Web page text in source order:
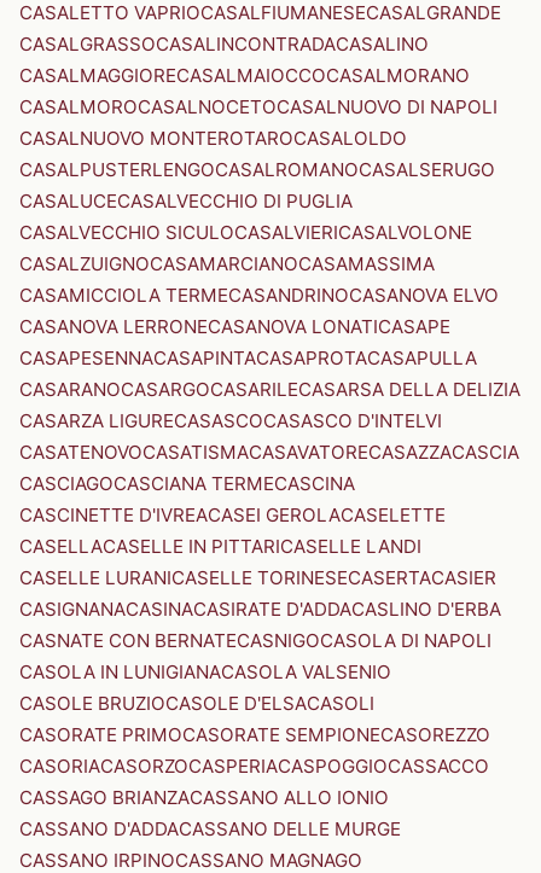
CASALETTO VAPRIOCASALFIUMANESECASALGRANDE
CASALGRASSOCASALINCONTRADACASALINO
CASALMAGGIORECASALMAIOCCOCASALMORANO
CASALMOROCASALNOCETOCASALNUOVO DI NAPOLI
CASALNUOVO MONTEROTAROCASALOLDO
CASALPUSTERLENGOCASALROMANOCASALSERUGO
CASALUCECASALVECCHIO DI PUGLIA
CASALVECCHIO SICULOCASALVIERICASALVOLONE
CASALZUIGNOCASAMARCIANOCASAMASSIMA
CASAMICCIOLA TERMECASANDRINOCASANOVA ELVO
CASANOVA LERRONECASANOVA LONATICASAPE
CASAPESENNACASAPINTACASAPROTACASAPULLA
CASARANOCASARGOCASARILECASARSA DELLA DELIZIA
CASARZA LIGURECASASCOCASASCO D'INTELVI
CASATENOVOCASATISMACASAVATORECASAZZACASCIA
CASCIAGOCASCIANA TERMECASCINA
CASCINETTE D'IVREACASEI GEROLACASELETTE
CASELLACASELLE IN PITTARICASELLE LANDI
CASELLE LURANICASELLE TORINESECASERTACASIER
CASIGNANACASINACASIRATE D'ADDACASLINO D'ERBA
CASNATE CON BERNATECASNIGOCASOLA DI NAPOLI
CASOLA IN LUNIGIANACASOLA VALSENIO
CASOLE BRUZIOCASOLE D'ELSACASOLI
CASORATE PRIMOCASORATE SEMPIONECASOREZZO
CASORIACASORZOCASPERIACASPOGGIOCASSACCO
CASSAGO BRIANZACASSANO ALLO IONIO
CASSANO D'ADDACASSANO DELLE MURGE
CASSANO IRPINOCASSANO MAGNAGO